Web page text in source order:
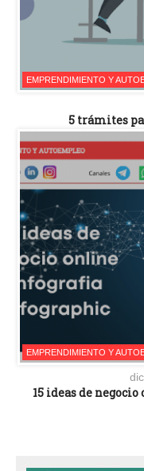
EMPRENDIMIENTO Y
5 trámites
EMPRENDIMIENTO Y
15 ideas de